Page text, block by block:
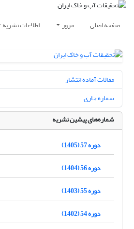
صفحه اصلی مرور اطلاعات نشریه
مقالات آماده انتشار
شماره جاری
شماره‌های پیشین نشریه
دوره 57 (1405)
دوره 56 (1404)
دوره 55 (1403)
دوره 54 (1402)